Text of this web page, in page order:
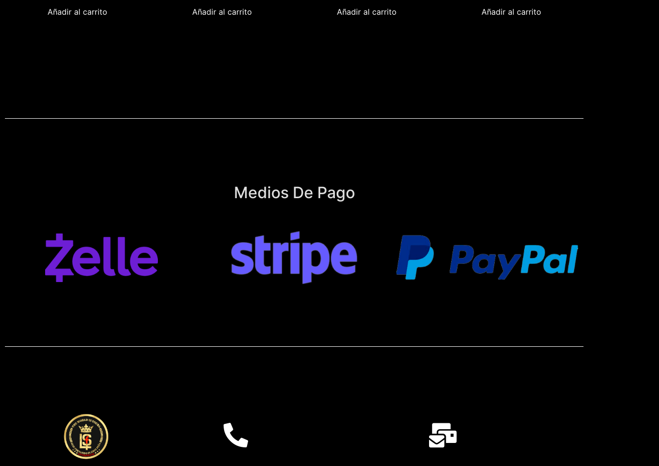
Añadir al carrito Añadir al carrito Añadir al carrito Añadir al carrito
Medios De Pago